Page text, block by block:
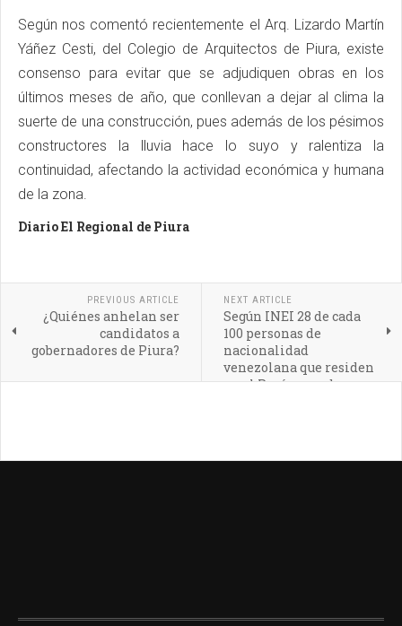
Según nos comentó recientemente el Arq. Lizardo Martín
Yáñez Cesti, del Colegio de Arquitectos de Piura, existe
consenso para evitar que se adjudiquen obras en los
últimos meses de año, que conllevan a dejar al clima la
suerte de una construcción, pues además de los pésimos
constructores la lluvia hace lo suyo y ralentiza la
continuidad, afectando la actividad económica y humana
de la zona.
Diario El Regional de Piura
PREVIOUS ARTICLE
¿Quiénes anhelan ser
candidatos a
gobernadores de Piura?
NEXT ARTICLE
Según INEI 28 de cada
100 personas de
nacionalidad
venezolana que residen
en el Perú son pobres